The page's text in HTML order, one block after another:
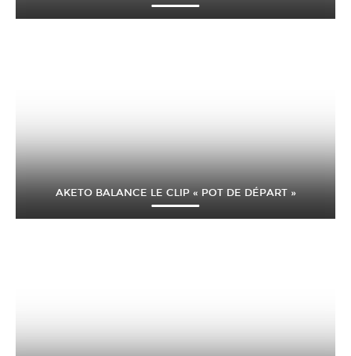
AKETO BALANCE LE CLIP « POT DE DÉPART »